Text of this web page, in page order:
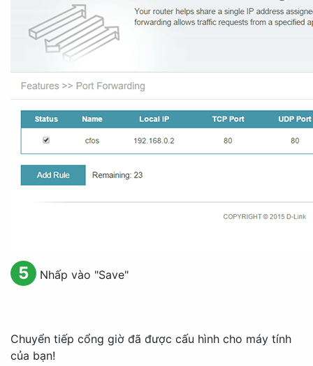
5 Nhấp vào "Save"
Chuyển tiếp cổng giờ đã được cấu hình cho máy tính
của bạn!